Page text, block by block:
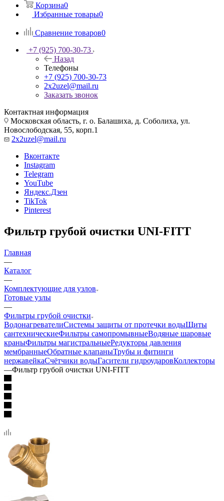
Корзина0
Избранные товары0
Сравнение товаров0
+7 (925) 700-30-73
Назад
Телефоны
+7 (925) 700-30-73
2x2uzel@mail.ru
Заказать звонок
Контактная информация
Московская область, г. о. Балашиха, д. Соболиха, ул.
Новослободская, 55, корп.1
2x2uzel@mail.ru
Вконтакте
Instagram
Telegram
YouTube
Яндекс.Дзен
TikTok
Pinterest
Фильтр грубой очистки UNI-FITT
Главная
—
Каталог
—
Комплектующие для узлов
Готовые узлы
—
Фильтры грубой очистки
ВодонагревателиСистемы защиты от протечки водыЩиты
сантехническиеФильтры самопромывныеВодяные шаровые
краныФильтры магистральныеРедукторы давления
мембранныеОбратные клапаныТрубы и фитинги
нержавейкаСчётчики водыГасители гидроударовКоллекторы
—Фильтр грубой очистки UNI-FITT